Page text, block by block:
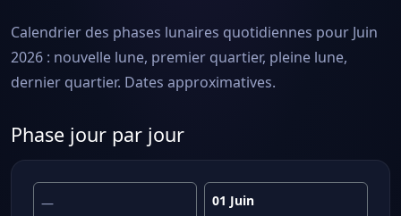
Calendrier des phases lunaires quotidiennes pour Juin
2026 : nouvelle lune, premier quartier, pleine lune,
dernier quartier. Dates approximatives.
Phase jour par jour
—
01 Juin